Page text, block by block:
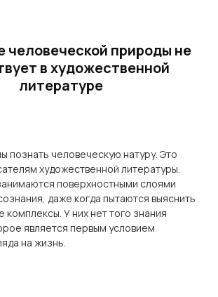
человеческой природы не
в художественной
литературе
познать человеческую натуру. Это
худо­жественной литературы.
поверхностными слоями
даже когда пытаются выяснить
комплексы. У них нет того знания
является первым условием
на жизнь.